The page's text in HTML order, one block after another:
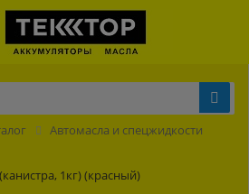
Автомасла и спецжидкости
1кг) (красный)